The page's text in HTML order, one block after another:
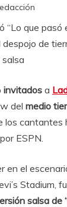
que pasó
de
invitados a
del medio
los cantantes
ESPN.
en el
Stadium,
salsa de